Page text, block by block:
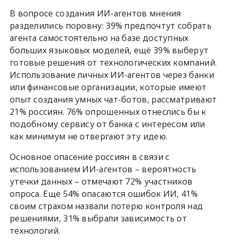
В вопросе создания ИИ-агентов мнения
разделились поровну: 39% предпочтут собрать
агента самостоятельно на базе доступных
больших языковых моделей, ещё 39% выберут
готовые решения от технологических компаний.
Использование личных ИИ-агентов через банки
или финансовые организации, которые имеют
опыт создания умных чат-ботов, рассматривают
21% россиян. 76% опрошенных отнеслись бы к
подобному сервису от банка с интересом или
как минимум не отвергают эту идею.
Основное опасение россиян в связи с
использованием ИИ-агентов – вероятность
утечки данных – отмечают 72% участников
опроса. Еще 54% опасаются ошибок ИИ, 41%
своим страхом назвали потерю контроля над
решениями, 31% выбрали зависимость от
технологий.